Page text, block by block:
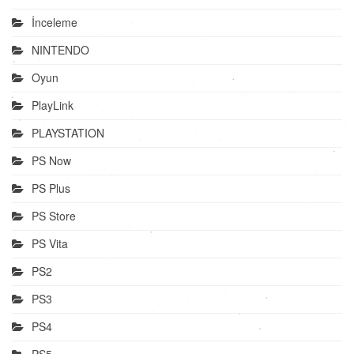
İnceleme
NINTENDO
Oyun
PlayLink
PLAYSTATION
PS Now
PS Plus
PS Store
PS Vita
PS2
PS3
PS4